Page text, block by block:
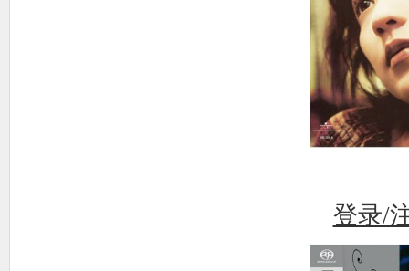
登录/